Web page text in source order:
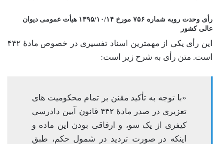
رأی وحدت رویه شماره ۷۵۶ مورخ ۱۳۹۵/۱۰/۱۴ هیأت عمومی دیوان
عالی کشور
این رأی یکی از مهمترین اسناد تفسیری در خصوص مادۀ ۴۴۲
است. متن رأی به شرح زیر است:
«با توجه به تأکید مقنن بر تمام محکومیت های
تعزیری در صدر مادۀ ۴۴۲ قانون آیین دادرسی
کیفری از یک سو، و ارفاقی بودن این ماده و
اینکه در صورت تردید در شمول حکم، طبق